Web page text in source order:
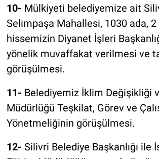
10- Mülkiyeti belediyemize ait
Selimpaşa Mahallesi, 1030 ada,
hissemizin Diyanet İşleri
yönelik muvaffakat verilmesi ve
görüşülmesi.
11- Belediyemiz İklim Değişikliği
Müdürlüğü Teşkilat, Görev ve
Yönetmeliğinin görüşülmesi.
12- Silivri Belediye Başkanlığı ile